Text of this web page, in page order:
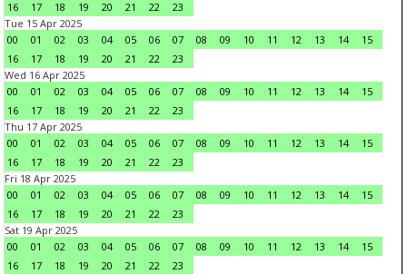
16
17 18 19 20 21 22
23
Tue 15 Apr 2025
00
01 02 03 04 05 06 07 08 09 10 11 12 13 14
15
16
17 18 19 20 21 22
23
Wed 16 Apr 2025
00
01 02 03 04 05 06 07 08 09 10 11 12 13 14
15
16
17 18 19 20 21 22
23
Thu 17 Apr 2025
00
01 02 03 04 05 06 07 08 09 10 11 12 13 14
15
16
17 18 19 20 21 22
23
Fri 18 Apr 2025
00
01 02 03 04 05 06 07 08 09 10 11 12 13 14
15
16
17 18 19 20 21 22
23
Sat 19 Apr 2025
00
01 02 03 04 05 06 07 08 09 10 11 12 13 14
15
16
17 18 19 20 21 22
23